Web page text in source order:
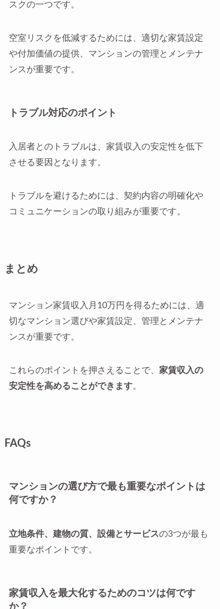
スクの一つです。
空室リスクを低減するためには、適切な家賃設定
や付加価値の提供、マンションの管理とメンテナ
ンスが重要です。
トラブル対応のポイント
入居者とのトラブルは、家賃収入の安定性を低下
させる要因となります。
トラブルを避けるためには、契約内容の明確化や
コミュニケーションの取り組みが重要です。
まとめ
マンション家賃収入月10万円を得るためには、適
切なマンション選びや家賃設定、管理とメンテナ
ンスが重要です。
これらのポイントを押さえることで、 家賃収入の
安定性を高めることができます。
FAQs
マンションの選び方で最も重要なポイントは
何ですか？
立地条件、建物の質、設備とサービスの3つが最も
重要なポイントです。
家賃収入を最大化するためのコツは何です
か？